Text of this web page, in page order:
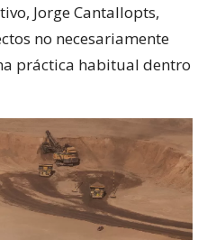
Jorge Cantallopts,
no necesariamente
práctica habitual dentro